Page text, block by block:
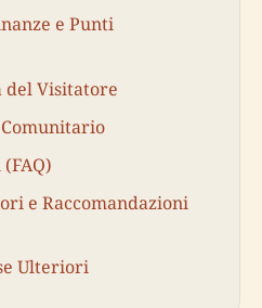
e Punti
del Visitatore
e Raccomandazioni
Ulteriori